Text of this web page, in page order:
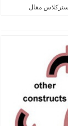
مقاله ن